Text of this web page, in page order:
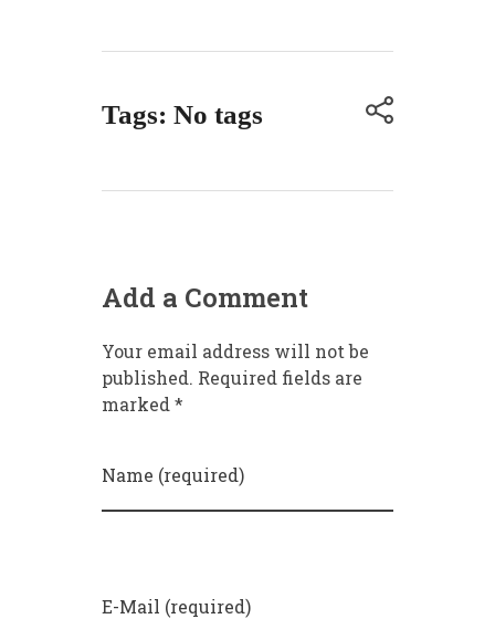
Tags: No tags
Add a Comment
Your email address will not be
published. Required fields are
marked *
Name (required)
E-Mail (required)